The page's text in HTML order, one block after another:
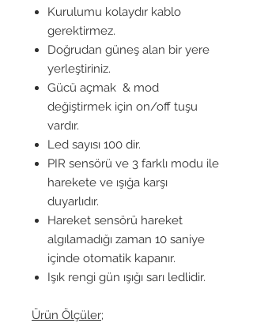
Kurulumu kolaydır kablo
gerektirmez.
Doğrudan güneş alan bir yere
yerleştiriniz.
Gücü açmak & mod
değiştirmek için on/off tuşu
vardır.
Led sayısı 100 dir.
PIR sensörü ve 3 farklı modu ile
harekete ve ışığa karşı
duyarlıdır.
Hareket sensörü hareket
algılamadığı zaman 10 saniye
içinde otomatik kapanır.
Işık rengi gün ışığı sarı ledlidir.
Ürün Ölçüler;